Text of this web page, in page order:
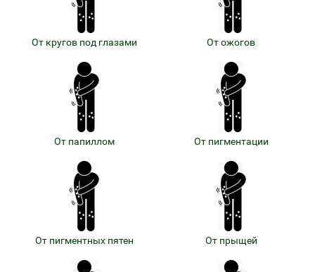
От кругов под глазами От ожогов
От папиллом От пигментации
От пигментных пятен От прыщей